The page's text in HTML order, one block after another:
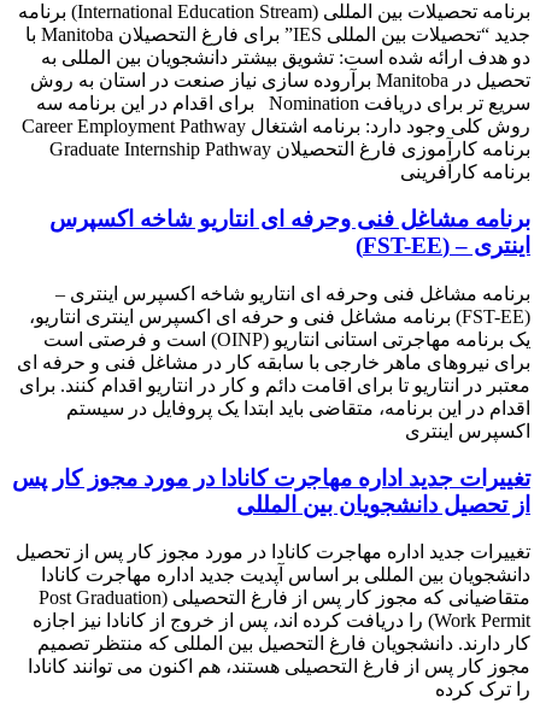
برنامه تحصیلات بین المللی (International Education Stream) برنامه
جدید “تحصیلات بین المللی IES” برای فارغ التحصیلان Manitoba با
دو هدف ارائه شده است: تشویق بیشتر دانشجویان بین المللی به
تحصیل در Manitoba برآروده سازی نیاز صنعت در استان به روش
سریع تر برای دریافت Nomination برای اقدام در این برنامه سه
روش کلی وجود دارد: برنامه اشتغال Career Employment Pathway
برنامه کارآموزی فارغ التحصیلان Graduate Internship Pathway
برنامه کارآفرینی
برنامه مشاغل فنی وحرفه ای انتاریو شاخه اکسپرس
اینتری – (FST-EE)
برنامه مشاغل فنی وحرفه ای انتاریو شاخه اکسپرس اینتری –
(FST-EE) برنامه مشاغل فنی و حرفه ای اکسپرس اینتری انتاریو،
یک برنامه مهاجرتی استانی انتاریو (OINP) است و فرصتی است
برای نیروهای ماهر خارجی با سابقه کار در مشاغل فنی و حرفه ای
معتبر در انتاریو تا برای اقامت دائم و کار در انتاریو اقدام کنند. برای
اقدام در این برنامه، متقاضی باید ابتدا یک پروفایل در سیستم
اکسپرس اینتری
تغییرات جدید اداره مهاجرت کانادا در مورد مجوز کار پس
از تحصیل دانشجویان بین المللی
تغییرات جدید اداره مهاجرت کانادا در مورد مجوز کار پس از تحصیل
دانشجویان بین المللی بر اساس آپدیت جدید اداره مهاجرت کانادا
متقاضیانی که مجوز کار پس از فارغ التحصیلی (Post Graduation
Work Permit) را دریافت کرده اند، پس از خروج از کانادا نیز اجازه
کار دارند. دانشجویان فارغ التحصیل بین المللی که منتظر تصمیم
مجوز کار پس از فارغ التحصیلی هستند، هم اکنون می توانند کانادا
را ترک کرده